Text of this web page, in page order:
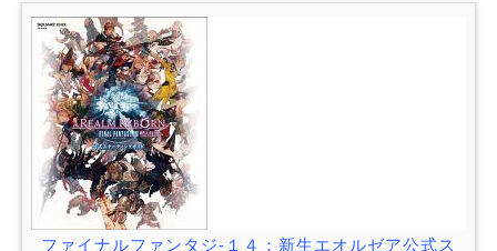
ファイナルファンタジ-１４：新生エオルゼア公式ス